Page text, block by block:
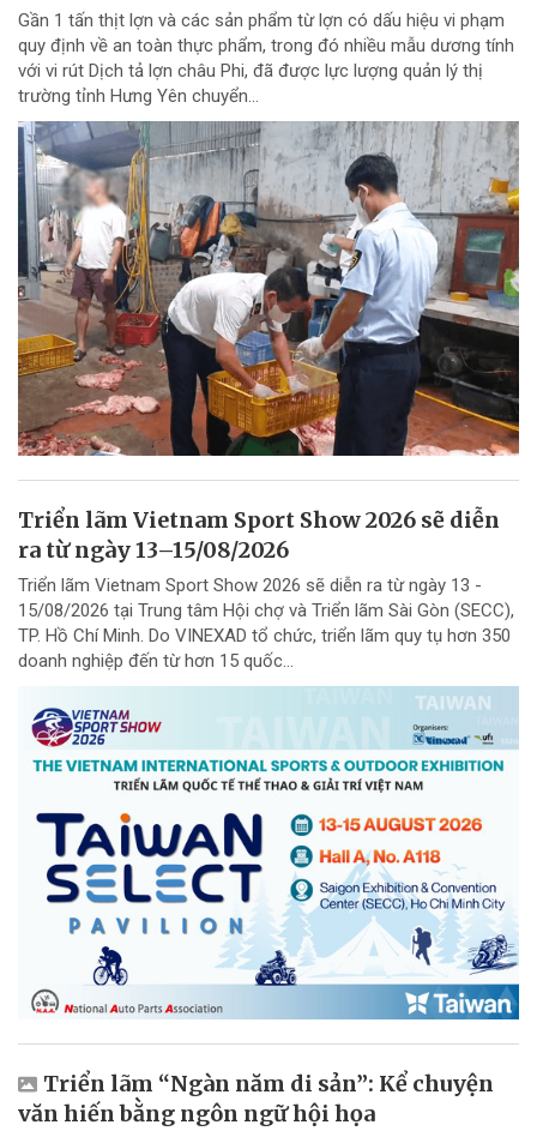
Gần 1 tấn thịt lợn và các sản phẩm từ lợn có dấu hiệu vi phạm
quy định về an toàn thực phẩm, trong đó nhiều mẫu dương tính
với vi rút Dịch tả lợn châu Phi, đã được lực lượng quản lý thị
trường tỉnh Hưng Yên chuyển...
Triển lãm Vietnam Sport Show 2026 sẽ diễn
ra từ ngày 13–15/08/2026
Triển lãm Vietnam Sport Show 2026 sẽ diễn ra từ ngày 13 -
15/08/2026 tại Trung tâm Hội chợ và Triển lãm Sài Gòn (SECC),
TP. Hồ Chí Minh. Do VINEXAD tổ chức, triển lãm quy tụ hơn 350
doanh nghiệp đến từ hơn 15 quốc...
Triển lãm “Ngàn năm di sản”: Kể chuyện
văn hiến bằng ngôn ngữ hội họa